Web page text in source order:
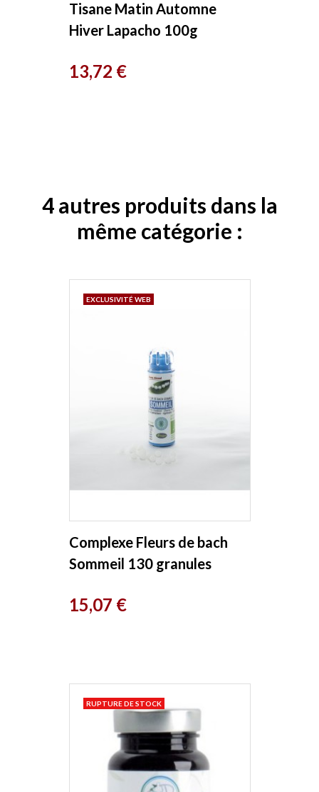
Tisane Matin Automne
Hiver Lapacho 100g
Prix
13,72 €
4 autres produits dans la
même catégorie :
Complexe Fleurs de bach
Sommeil 130 granules
Prix
15,07 €
EXCLUSIVITÉ WEB
RUPTURE DE STOCK